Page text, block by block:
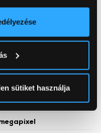
pontossággal
annak konkrét
aRészletek
vagy visszavonhatja a
tárol a rendszer. A
sütiket használja
inch
A17 Pro